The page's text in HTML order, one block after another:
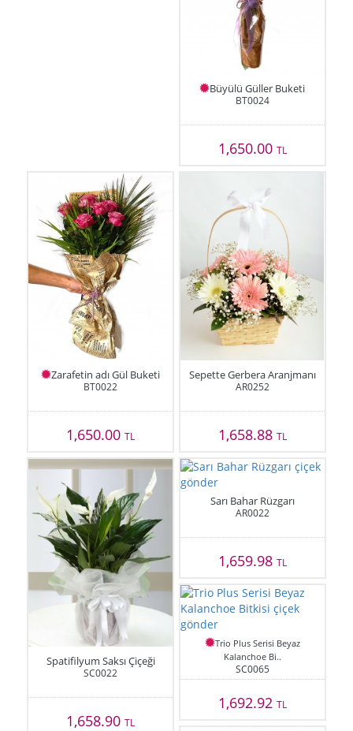
Büyülü Güller Buketi
BT0024
1,650.00 TL
Zarafetin adı Gül Buketi
BT0022
1,650.00TL
Sepette Gerbera Aranjmanı
AR0252
1,658.88 TL
Spatifilyum Saksı Çiçeği
SC0022
1,658.90TL
Sarı Bahar Rüzgarı
AR0022
1,659.98 TL
Trio Plus Serisi Beyaz
Kalanchoe Bi..
SC0065
1,692.92 TL